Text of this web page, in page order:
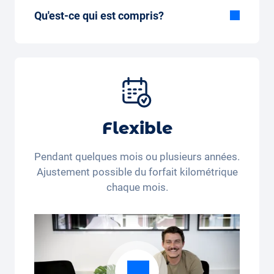
Qu'est-ce qui est compris?
pneus et autres extras.
Flexible
Pendant quelques mois ou plusieurs années.
Ajustement possible du forfait kilométrique
chaque mois.